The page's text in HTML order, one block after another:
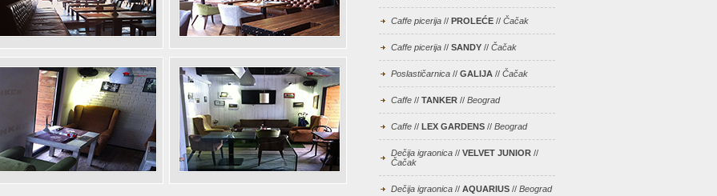
Caffe picerija // PROLEĆE // Čačak
Caffe picerija // SANDY // Čačak
Poslastičarnica // GALIJA // Čačak
Caffe // TANKER // Beograd
Caffe // LEX GARDENS // Beograd
Dečija igraonica // VELVET JUNIOR //
Čačak
Dečija igraonica // AQUARIUS // Beograd